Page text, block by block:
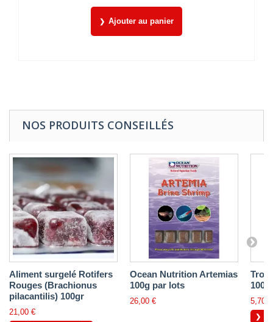
Ajouter au panier
NOS PRODUITS CONSEILLÉS
Aliment surgelé Rotifers
Rouges (Brachionus
pilacantilis) 100gr
21,00 €
Ocean Nutrition Artemias
100g par lots
26,00 €
5,70 €